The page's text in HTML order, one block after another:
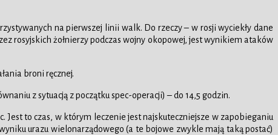
na pierwszej linii walk. Do rzeczy – w rosji wyciekły dane
rosyjskich żołnierzy podczas wojny okopowej, jest wynikiem ataków
broni ręcznej.
z sytuacją z początku spec-operacji) – do 14,5 godzin.
to czas, w którym leczenie jest najskuteczniejsze w zapobieganiu
urazu wielonarządowego (a te bojowe zwykle mają taką postać)